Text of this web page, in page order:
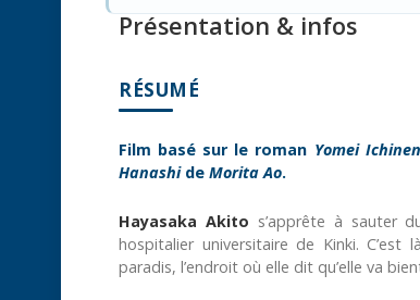
Présentation & infos
RÉSUMÉ
Film basé sur le roman Yomei
Hanashide Morita Ao.
Hayasaka Akito s’apprête à sauter
hospitalier universitaire de Kinki. C’est
paradis, l’endroit où elle dit qu’elle va